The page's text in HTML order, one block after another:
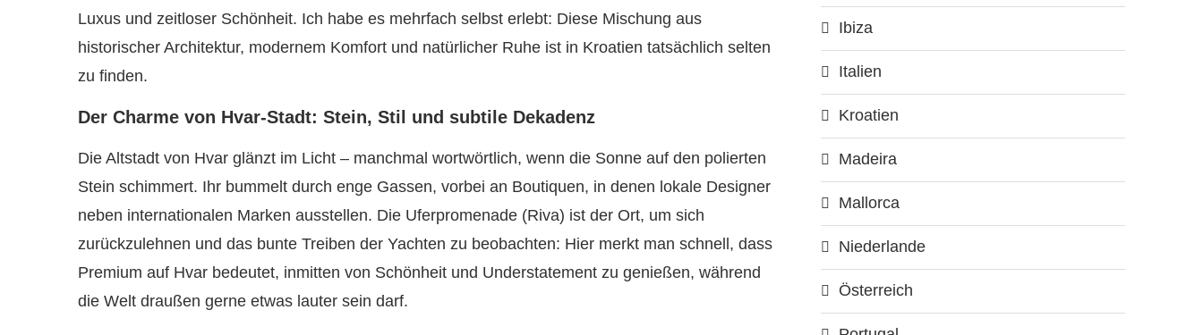
Luxus und zeitloser Schönheit. Ich habe es mehrfach selbst erlebt: Diese Mischung aus
historischer Architektur, modernem Komfort und natürlicher Ruhe ist in Kroatien tatsächlich selten
zu finden.
Der Charme von Hvar-Stadt: Stein, Stil und subtile Dekadenz
Die Altstadt von Hvar glänzt im Licht – manchmal wortwörtlich, wenn die Sonne auf den polierten
Stein schimmert. Ihr bummelt durch enge Gassen, vorbei an Boutiquen, in denen lokale Designer
neben internationalen Marken ausstellen. Die Uferpromenade (Riva) ist der Ort, um sich
zurückzulehnen und das bunte Treiben der Yachten zu beobachten: Hier merkt man schnell, dass
Premium auf Hvar bedeutet, inmitten von Schönheit und Understatement zu genießen, während
die Welt draußen gerne etwas lauter sein darf.
Ibiza
Italien
Kroatien
Madeira
Mallorca
Niederlande
Österreich